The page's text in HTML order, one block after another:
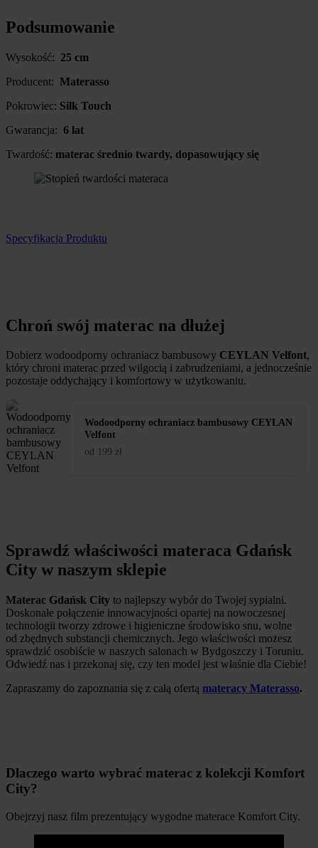
Podsumowanie
Wysokość: 25 cm
Producent: Materasso
Pokrowiec: Silk Touch
Gwarancja: 6 lat
Twardość: materac średnio twardy, dopasowujący się
Specyfikacja Produktu
Chroń swój materac na dłużej
Dobierz wodoodporny ochraniacz bambusowy CEYLAN Velfont,
który chroni materac przed wilgocią i zabrudzeniami, a jednocześnie
pozostaje oddychający i komfortowy w użytkowaniu.
Wodoodporny ochraniacz bambusowy CEYLAN
Velfont
od
199 zł
Sprawdź właściwości materaca Gdańsk
City w naszym sklepie
Materac Gdańsk City to najlepszy wybór do Twojej sypialni.
Doskonałe połączenie innowacyjności opartej na nowoczesnej
technologii tworzy zdrowe i higieniczne środowisko snu, wolne
od zbędnych substancji chemicznych. Jego właściwości możesz
sprawdzić osobiście w naszych salonach w Bydgoszczy i Toruniu.
Odwiedź nas i przekonaj się, czy ten model jest właśnie dla Ciebie!
Zapraszamy do zapoznania się z całą ofertą materacy Materasso.
Dlaczego warto wybrać materac z kolekcji Komfort
City?
Obejrzyj nasz film prezentujący wygodne materace Komfort City.